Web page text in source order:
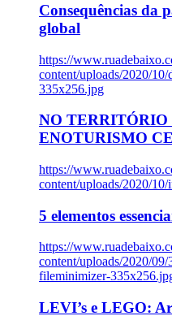
Consequências da
global
https://
content/uploads/2020/
335x256.jpg
NO TERRITÓRIO
ENOTURISMO
https://
content/uploads/2020/
5 elementos
https://
content/uploads/2020/
fileminimizer-
LEVI’s e LEGO: